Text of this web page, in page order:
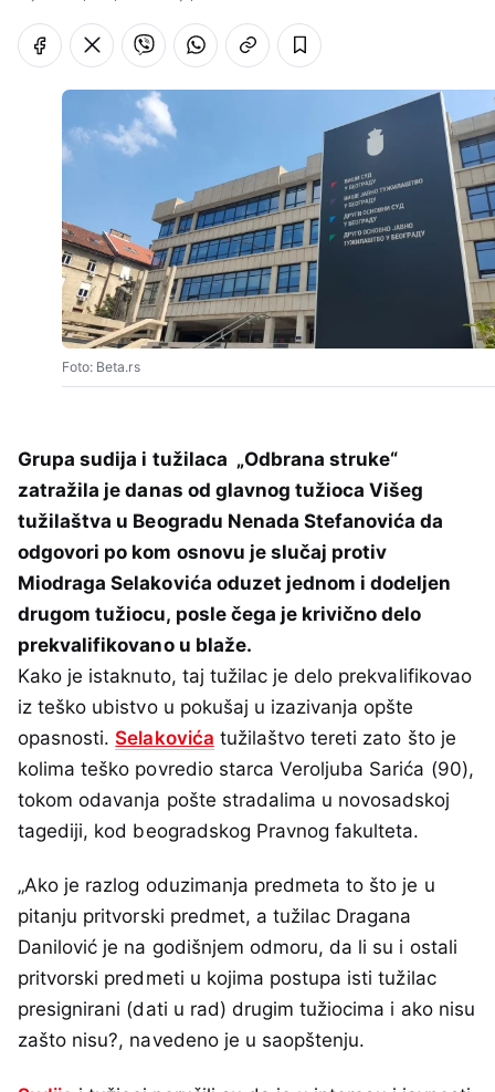
Foto: Beta.rs
Grupa sudija i tužilaca „Odbrana struke“
zatražila je danas od glavnog tužioca Višeg
tužilaštva u Beogradu Nenada Stefanovića da
odgovori po kom osnovu je slučaj protiv
Miodraga Selakovića oduzet jednom i dodeljen
drugom tužiocu, posle čega je krivično delo
prekvalifikovano u blaže.
Kako je istaknuto, taj tužilac je delo prekvalifikovao
iz teško ubistvo u pokušaj u izazivanja opšte
opasnosti.Selakovića tužilaštvo tereti zato što je
kolima teško povredio starca Veroljuba Sarića (90),
tokom odavanja pošte stradalima u novosadskoj
tagediji, kod beogradskog Pravnog fakulteta.
„Ako je razlog oduzimanja predmeta to što je u
pitanju pritvorski predmet, a tužilac Dragana
Danilović je na godišnjem odmoru, da li su i ostali
pritvorski predmeti u kojima postupa isti tužilac
presignirani (dati u rad) drugim tužiocima i ako nisu
zašto nisu?, navedeno je u saopštenju.